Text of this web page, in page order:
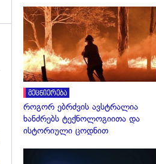
მეცნიერება
როგორ ებრძვის ავსტრალია
ხანძრებს ტექნოლოგიითა და
ისტორიული ცოდნით